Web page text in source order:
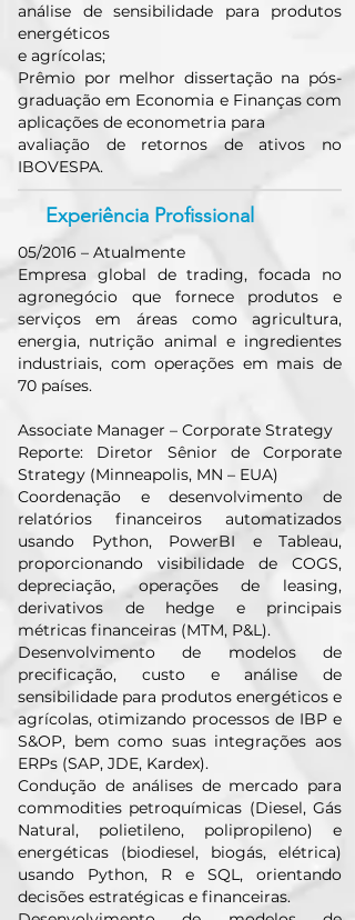
análise de sensibilidade para produtos
energéticos
e agrícolas;
Prêmio por melhor dissertação na pós-
graduação em Economia e Finanças com
aplicações de econometria para
avaliação de retornos de ativos no
IBOVESPA.
Experiência Profissional
05/2016 – Atualmente
Empresa global de trading, focada no
agronegócio que fornece produtos e
serviços em áreas como agricultura,
energia, nutrição animal e ingredientes
industriais, com operações em mais de
70 países.
Associate Manager – Corporate Strategy
Reporte: Diretor Sênior de Corporate
Strategy (Minneapolis, MN – EUA)
Coordenação e desenvolvimento de
relatórios financeiros automatizados
usando Python, PowerBI e Tableau,
proporcionando visibilidade de COGS,
depreciação, operações de leasing,
derivativos de hedge e principais
métricas financeiras (MTM, P&L).
Desenvolvimento de modelos de
precificação, custo e análise de
sensibilidade para produtos energéticos e
agrícolas, otimizando processos de IBP e
S&OP, bem como suas integrações aos
ERPs (SAP, JDE, Kardex).
Condução de análises de mercado para
commodities petroquímicas (Diesel, Gás
Natural, polietileno, polipropileno) e
energéticas (biodiesel, biogás, elétrica)
usando Python, R e SQL, orientando
decisões estratégicas e financeiras.